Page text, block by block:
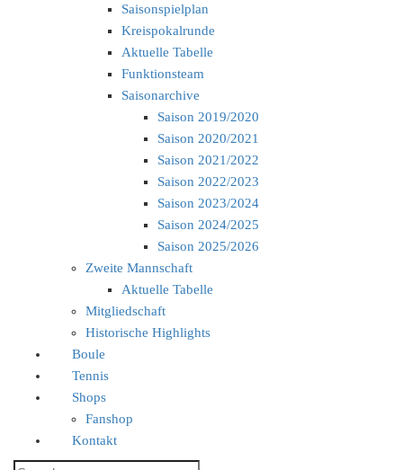
Saisonspielplan
Kreispokalrunde
Aktuelle Tabelle
Funktionsteam
Saisonarchive
Saison 2019/2020
Saison 2020/2021
Saison 2021/2022
Saison 2022/2023
Saison 2023/2024
Saison 2024/2025
Saison 2025/2026
Zweite Mannschaft
Aktuelle Tabelle
Mitgliedschaft
Historische Highlights
Boule
Tennis
Shops
Fanshop
Kontakt